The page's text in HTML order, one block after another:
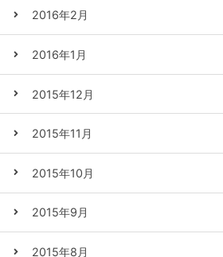
2016年2月
2016年1月
2015年12月
2015年11月
2015年10月
2015年9月
2015年8月